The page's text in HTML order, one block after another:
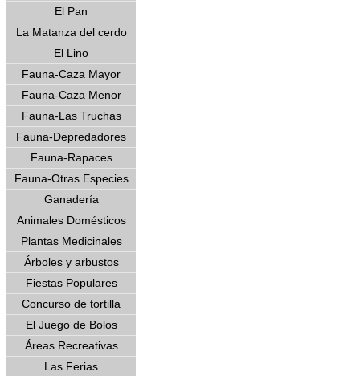
El Pan
La Matanza del cerdo
El Lino
Fauna-Caza Mayor
Fauna-Caza Menor
Fauna-Las Truchas
Fauna-Depredadores
Fauna-Rapaces
Fauna-Otras Especies
Ganadería
Animales Domésticos
Plantas Medicinales
Árboles y arbustos
Fiestas Populares
Concurso de tortilla
El Juego de Bolos
Áreas Recreativas
Las Ferias